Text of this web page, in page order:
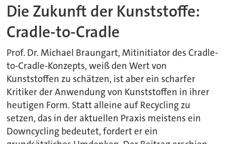
Die Zukunft der Kunststoffe:
Cradle-to-Cradle
Prof. Dr. Michael Braungart, Mitinitiator des Cradle-
to-Cradle-Konzepts, weiß den Wert von
Kunststoffen zu schätzen, ist aber ein scharfer
Kritiker der Anwendung von Kunststoffen in ihrer
heutigen Form. Statt alleine auf Recycling zu
setzen, das in der aktuellen Praxis meistens ein
Downcycling bedeutet, fordert er ein